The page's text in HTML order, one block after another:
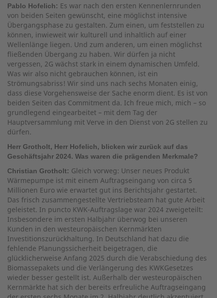
Pablo Hofelich: Es war nach den ersten Kennenlernrunden
von beiden Seiten gewünscht, eine möglichst intensive
Übergangsphase zu gestalten. Zum einen, um feststellen zu
können, inwieweit wir kulturell und inhaltlich auf einer
Wellenlänge liegen. Und zum anderen, um einen möglichst
fließenden Übergang zu haben. Wir dürfen ja nicht
vergessen, 2G wächst stark in einem dynamischen Umfeld.
Was wir also nicht gebrauchen können, ist ein
Strömungsabriss! Wir sind uns nach sechs Monaten einig,
dass diese Vorgehensweise der Sache enorm dient. Es ist von
beiden Seiten das Commitment da. Ich freue mich, mich – so
grundlegend eingearbeitet – mit dem Tag der
Hauptversammlung mit Verve in den Dienst von 2G stellen zu
dürfen.
Herr Grotholt, Herr Hofelich, blicken wir zurück auf das
Geschäftsjahr 2024. Was waren die prägenden Merkmale?
Christian Grotholt: Gleich vorweg: Unser neues Produkt
Wärmepumpe ist mit einem Auftragseingang von circa 5
Millionen Euro wie erwartet gut ins Berichtsjahr gestartet.
Das frisch zusammengestellte Vertriebsteam hat gute Arbeit
geleistet. In puncto KWK-Auftragslage war 2024 zweigeteilt:
Insbesondere im ersten Halbjahr überwog bei unseren
Kunden in den westeuropäischen Kernmärkten
Investitionszurückhaltung. In Deutschland hat dazu die
fehlende Planungssicherheit beigetragen, die
glücklicherweise Anfang 2025 durch die Verabschiedung des
Biomassepakets und die Verlängerung des KWKGesetzes
wieder besser gestellt ist. Außerhalb der westeuropäischen
Kernmärkte hat sich der bereits erfreuliche Auftragseingang